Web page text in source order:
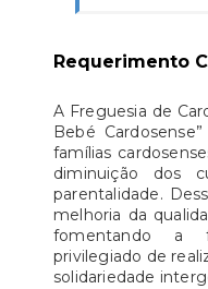
Requerimento
A Freguesia de
Bebé
famílias
diminuição dos
parentalidade.
melhoria da
fomentando a
privilegiado de
solidariedade